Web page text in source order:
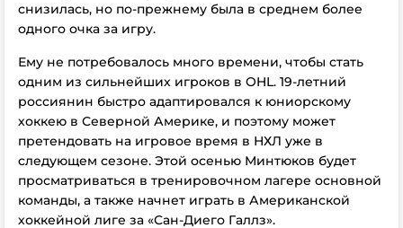
снизилась, но по-прежнему была в среднем более
одного очка за игру.
Ему не потребовалось много времени, чтобы стать
одним из сильнейших игроков в OHL. 19-летний
россиянин быстро адаптировался к юниорскому
хоккею в Северной Америке, и поэтому может
претендовать на игровое время в НХЛ уже в
следующем сезоне. Этой осенью Минтюков будет
просматриваться в тренировочном лагере основной
команды, а также начнет играть в Американской
хоккейной лиге за «Сан-Диего Галлз».